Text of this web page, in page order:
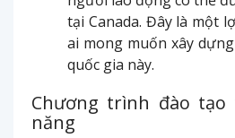
tại Canada. Đây là một
ai mong muốn xây
quốc gia này.
Chương trình đào tạo
năng